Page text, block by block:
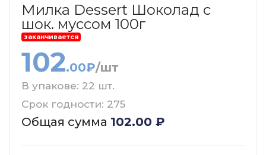
Милка Dessert Шоколад с
шок. муссом 100г
заканчивается
102.00₽/шт
В упакове: 22 шт.
Срок годности: 275
Общая сумма 102.00 ₽